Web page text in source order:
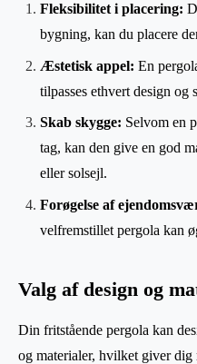
Fleksibilitet i placering:
bygning, kan du placere
Æstetisk appel: En
tilpasses ethvert design og
Skab skygge: Selvom en
tag, kan den give en god
eller solsejl.
Forøgelse af
velfremstillet pergola kan
Valg af design og
Din fritstående pergola kan
og materialer, hvilket giver dig